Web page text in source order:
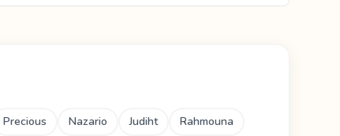
Precious Nazario Judiht
Rahmouna